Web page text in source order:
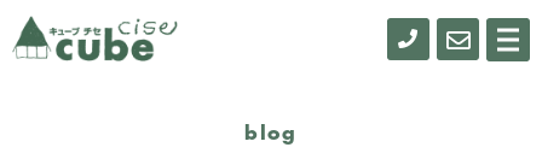
メ
ニ
0155- お
blog